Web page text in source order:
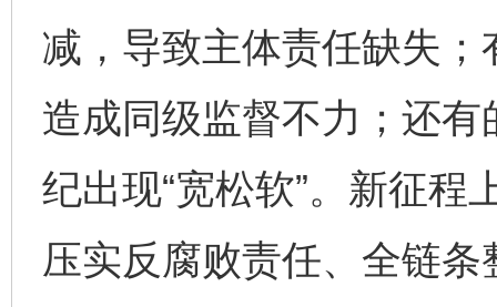
减，导致主体责任缺失；
造成同级监督不力；还
纪出现“宽松软”。新征程
压实反腐败责任、全链